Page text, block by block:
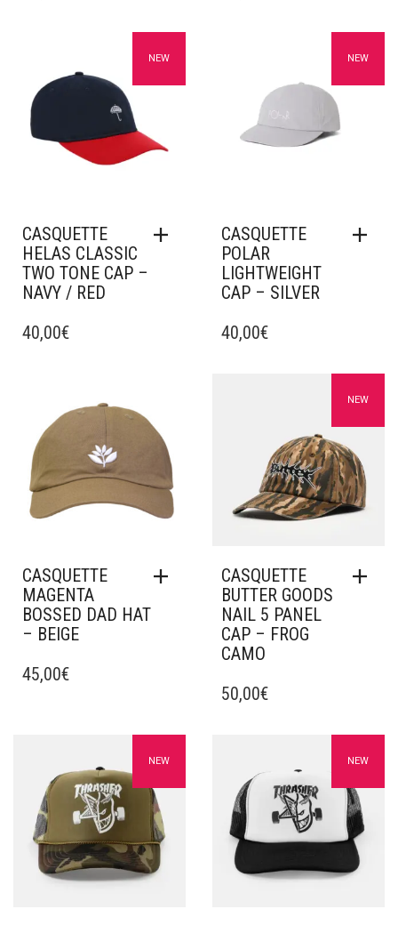
Ajouter à mes favorisNEW
CASQUETTE
HELAS CLASSIC
TWO TONE CAP –
NAVY / RED
40,00€
Ajouter à mes favorisNEW
CASQUETTE
POLAR
LIGHTWEIGHT
CAP – SILVER
40,00€
Ajouter à mes favoris
CASQUETTE
MAGENTA
BOSSED DAD HAT
– BEIGE
45,00€
Ajouter à mes favorisNEW
CASQUETTE
BUTTER GOODS
NAIL 5 PANEL
CAP – FROG
CAMO
50,00€
Ajouter à mes favorisNEW Ajouter à mes favorisNEW